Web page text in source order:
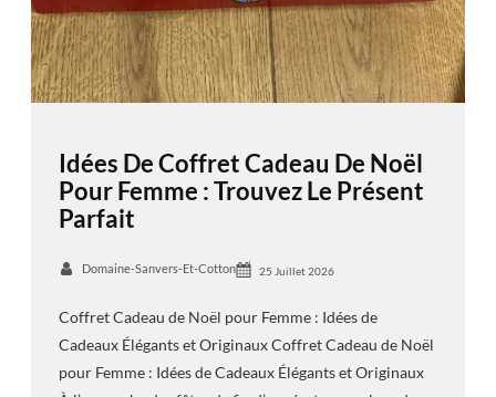
Idées De Coffret Cadeau De Noël
Pour Femme : Trouvez Le Présent
Parfait
Domaine-Sanvers-Et-Cotton 25 Juillet 2026
Coffret Cadeau de Noël pour Femme : Idées de
Cadeaux Élégants et Originaux Coffret Cadeau de Noël
pour Femme : Idées de Cadeaux Élégants et Originaux